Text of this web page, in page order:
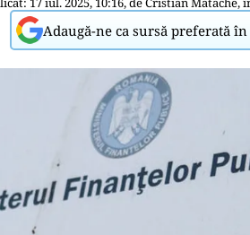
Adaugă-ne ca sursă preferată